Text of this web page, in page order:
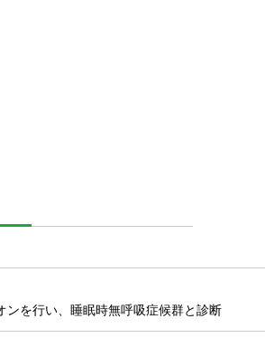
ンを行い、睡眠時無呼吸症候群と診断